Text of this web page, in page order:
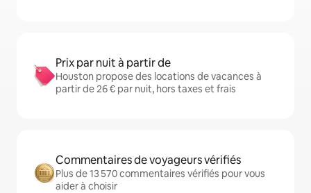
Prix par nuit à partir de
Houston propose des locations de vacances à
partir de 26 € par nuit, hors taxes et frais
Commentaires de voyageurs vérifiés
Plus de 13 570 commentaires vérifiés pour vous
aider à choisir